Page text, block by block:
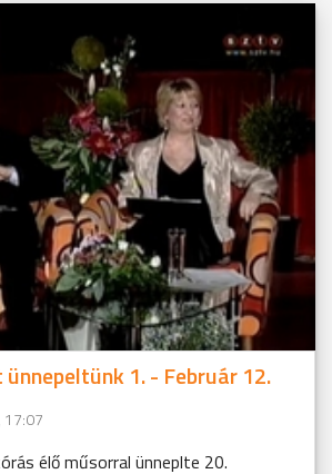
1. - Február 12.
17:07
élő műsorral ünneplte 20.